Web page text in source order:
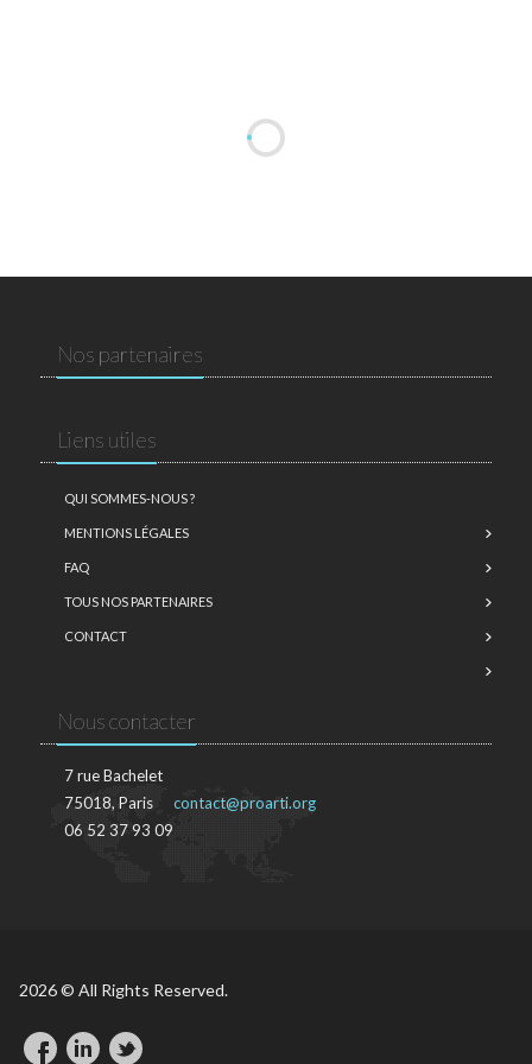
Nos partenaires
Liens utiles
QUI SOMMES-NOUS ?
MENTIONS LÉGALES
FAQ
TOUS NOS PARTENAIRES
CONTACT
Nous contacter
7 rue Bachelet
75018, Paris
06 52 37 93 09
contact@proarti.org
2026 © All Rights Reserved.